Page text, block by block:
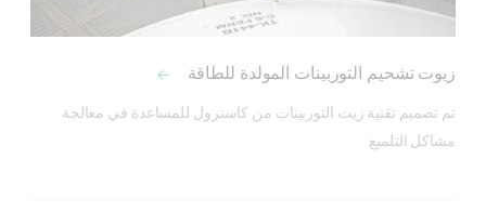
زيوت تشحيم التوربينات المولدة للطاقة
مشاكل التلميع